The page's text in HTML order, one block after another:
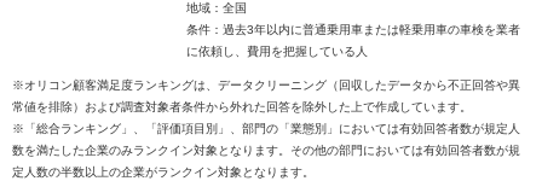
地域：全国
条件：過去3年以内に普通乗用車または軽乗用車の車検を業者
に依頼し、費用を把握している人
※オリコン顧客満足度ランキングは、データクリーニング（回収したデータから不正回答や異
常値を排除）および調査対象者条件から外れた回答を除外した上で作成しています。
※「総合ランキング」、「評価項目別」、部門の「業態別」においては有効回答者数が規定人
数を満たした企業のみランクイン対象となります。その他の部門においては有効回答者数が規
定人数の半数以上の企業がランクイン対象となります。